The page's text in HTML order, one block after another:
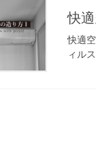
快
快適
ィル